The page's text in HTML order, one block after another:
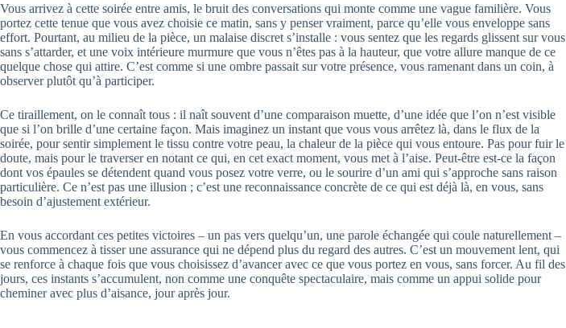
Vous arrivez à cette soirée entre amis, le bruit des conversations qui monte comme une vague familière. Vous
portez cette tenue que vous avez choisie ce matin, sans y penser vraiment, parce qu’elle vous enveloppe sans
effort. Pourtant, au milieu de la pièce, un malaise discret s’installe : vous sentez que les regards glissent sur vous
sans s’attarder, et une voix intérieure murmure que vous n’êtes pas à la hauteur, que votre allure manque de ce
quelque chose qui attire. C’est comme si une ombre passait sur votre présence, vous ramenant dans un coin, à
observer plutôt qu’à participer.
Ce tiraillement, on le connaît tous : il naît souvent d’une comparaison muette, d’une idée que l’on n’est visible
que si l’on brille d’une certaine façon. Mais imaginez un instant que vous vous arrêtez là, dans le flux de la
soirée, pour sentir simplement le tissu contre votre peau, la chaleur de la pièce qui vous entoure. Pas pour fuir le
doute, mais pour le traverser en notant ce qui, en cet exact moment, vous met à l’aise. Peut-être est-ce la façon
dont vos épaules se détendent quand vous posez votre verre, ou le sourire d’un ami qui s’approche sans raison
particulière. Ce n’est pas une illusion ; c’est une reconnaissance concrète de ce qui est déjà là, en vous, sans
besoin d’ajustement extérieur.
En vous accordant ces petites victoires – un pas vers quelqu’un, une parole échangée qui coule naturellement –
vous commencez à tisser une assurance qui ne dépend plus du regard des autres. C’est un mouvement lent, qui
se renforce à chaque fois que vous choisissez d’avancer avec ce que vous portez en vous, sans forcer. Au fil des
jours, ces instants s’accumulent, non comme une conquête spectaculaire, mais comme un appui solide pour
cheminer avec plus d’aisance, jour après jour.